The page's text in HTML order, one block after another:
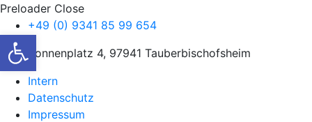
Preloader Close
+49 (0) 9341 85 99 654
Sonnenplatz 4, 97941 Tauberbischofsheim
Intern
Datenschutz
Impressum
Werkzeugleiste öffnen